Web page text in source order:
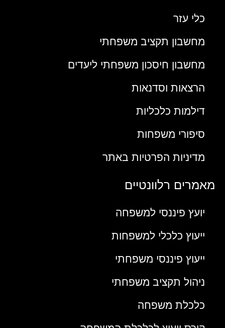
כלי עזר
מחשבון תקציב משפחתי
מחשבון חיסכון משפחתי ליעדים
הרצאות וסדנאות
דילמות כלכליות
סיפורי משפחות
מדיניות הפרטיות באתר
מאמרים רלוונטיים
יועץ פיננסי למשפחה
ייעוץ כלכלי למשפחות
ייעוץ פיננסי משפחתי
ניהול תקציב משפחתי
כלכלת משפחה